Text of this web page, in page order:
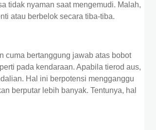
tidak nyaman saat mengemudi. Malah,
atau berbelok secara tiba-tiba.
cuma bertanggung jawab atas bobot
pada kendaraan. Apabila tierod aus,
Hal ini berpotensi mengganggu
berputar lebih banyak. Tentunya, hal